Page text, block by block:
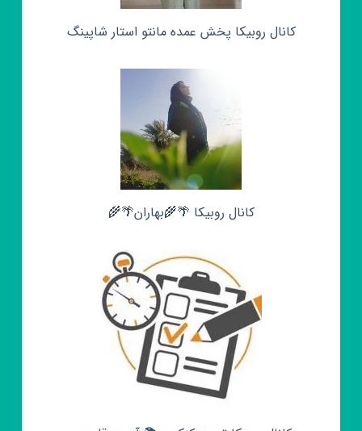
کانال روبیکا پخش عمده مانتو استار شاپینگ
کانال روبیکا 🌴🌾بهاران🌴🌾